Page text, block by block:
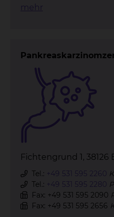
mehr
Fichtengrund 1, 38126
Tel.: +49 531 595 2260
Tel.: +49 531 595 2280
Fax: +49 531 595 2090
Fax: +49 531 595 2656